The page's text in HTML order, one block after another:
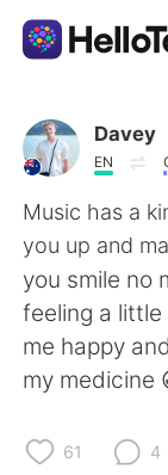
Aplikasi
AI
Indonesia
English
Davey
EN
Music has a
you up and
you smile no
feeling a
me happy
my medicine
61 4